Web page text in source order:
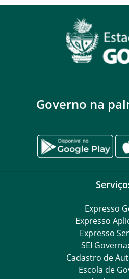
Governo na
Expresso
Expresso
Expresso
SEI
Cadastro de
Escola de